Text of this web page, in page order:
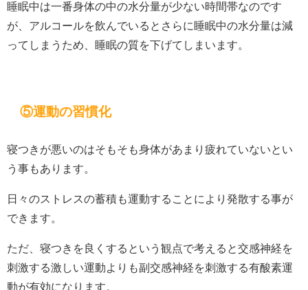
睡眠中は一番身体の中の水分量が少ない時間帯なのです
が、アルコールを飲んでいるとさらに睡眠中の水分量は減
ってしまうため、睡眠の質を下げてしまいます。
⑤運動の習慣化
寝つきが悪いのはそもそも身体があまり疲れていないとい
う事もあります。
日々のストレスの蓄積も運動することにより発散する事が
できます。
ただ、寝つきを良くするという観点で考えると交感神経を
刺激する激しい運動よりも副交感神経を刺激する有酸素運
動が有効になります。